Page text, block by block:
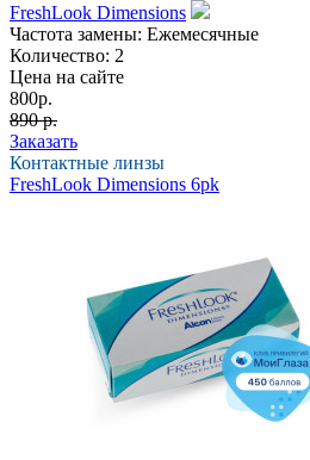
FreshLook Dimensions
Частота замены: Ежемесячные
Количество: 2
Цена на сайте
800р.
890 р.
Заказать
Контактные линзы
FreshLook Dimensions 6pk